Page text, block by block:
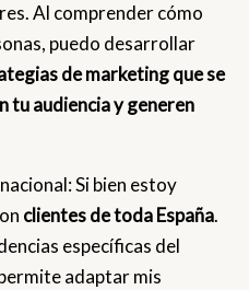
Al comprender cómo
puedo desarrollar
de marketing que se
tu audiencia y generen
Si bien estoy
clientes de toda España.
específicas del
adaptar mis